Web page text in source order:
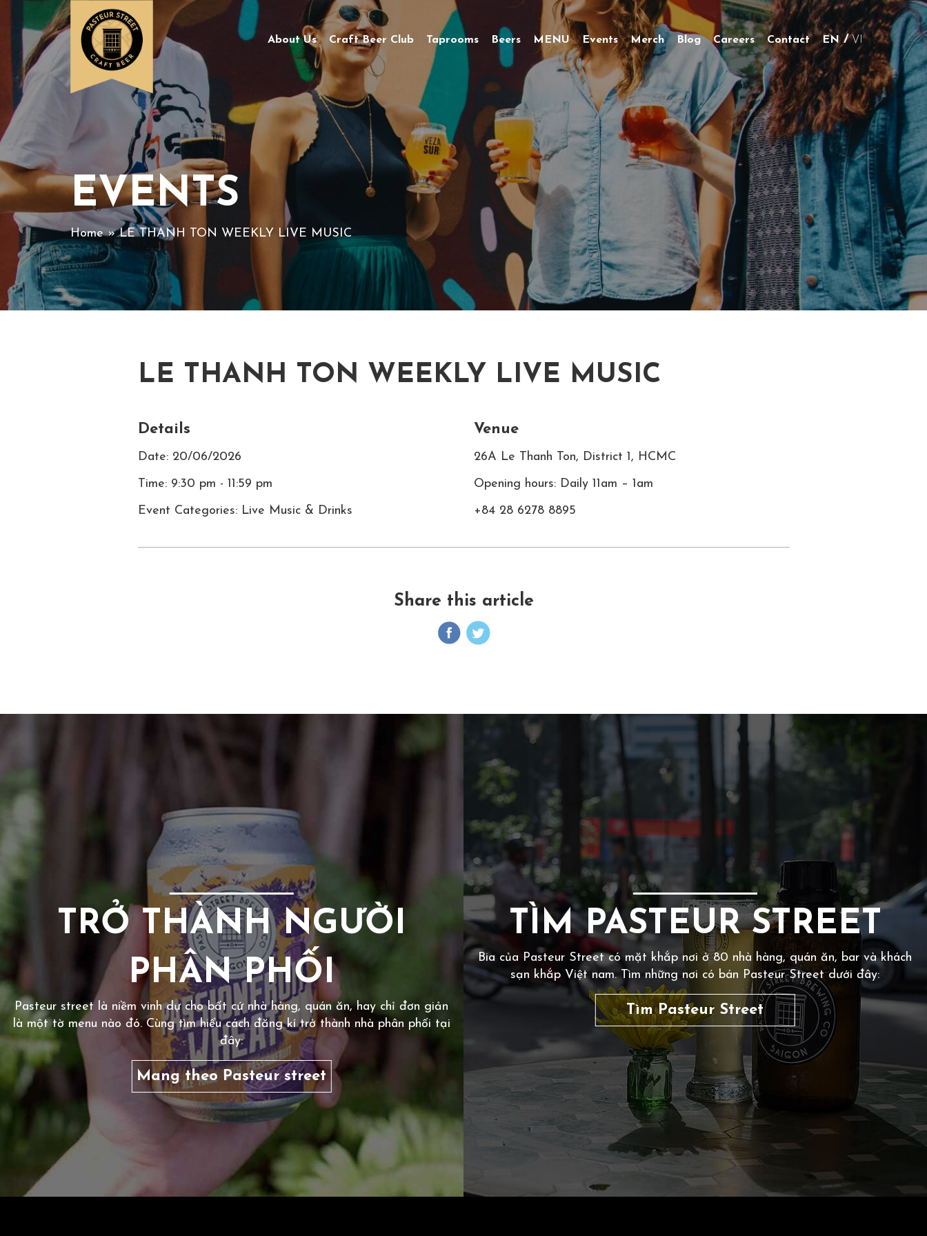
About Us Craft Beer Club Taprooms Beers MENU Events Merch Blog Careers Contact EN VI
EVENTS
Home» LE THANH TON WEEKLY LIVE MUSIC
LE THANH TON WEEKLY LIVE MUSIC
Details
Date: 20/06/2026
Time: 9:30 pm - 11:59 pm
Event Categories: Live Music & Drinks
Venue
26A Le Thanh Ton, District 1, HCMC
Opening hours: Daily 11am – 1am
+84 28 6278 8895
Share this article
TRỞ THÀNH NGƯỜI
PHÂN PHỐI
Pasteur street là niềm vinh dự cho bất cứ nhà hàng, quán ăn, hay chỉ đơn giản
là một tờ menu nào đó. Cùng tìm hiểu cách đăng kí trở thành nhà phân phối tại
đây:
Mang theo Pasteur street
TÌM PASTEUR STREET
Bia của Pasteur Street có mặt khắp nơi ở 80 nhà hàng, quán ăn, bar và khách
sạn khắp Việt nam. Tìm những nơi có bán Pasteur Street dưới đây:
Tìm Pasteur Street